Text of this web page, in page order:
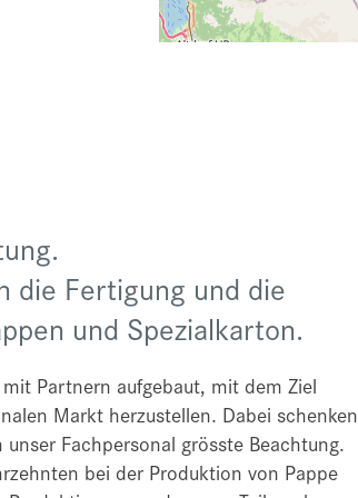
die Fertigung und die
und Spezialkarton.
Partnern aufgebaut, mit dem Ziel
Markt herzustellen. Dabei schenken
Fachpersonal grösste Beachtung.
bei der Produktion von Pappe